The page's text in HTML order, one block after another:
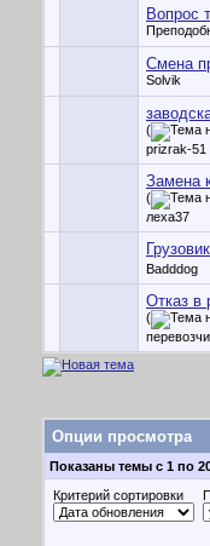
Вопрос
Смена
Solvik
(
prizrak-51
Замена
(
леха37
Badddog
Отказ в
(
Опции просмотра
Показаны темы с 1 по
Критерий сортировки